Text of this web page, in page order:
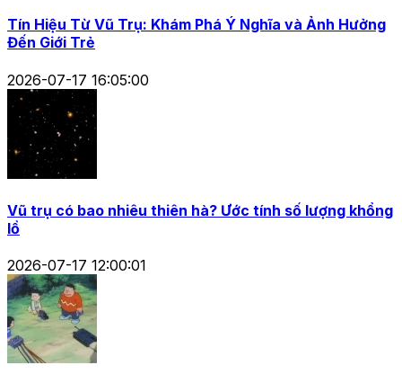
Tín Hiệu Từ Vũ Trụ: Khám Phá Ý Nghĩa và Ảnh Hưởng
Đến Giới Trẻ
2026-07-17 16:05:00
Vũ trụ có bao nhiêu thiên hà? Ước tính số lượng khổng
lồ
2026-07-17 12:00:01